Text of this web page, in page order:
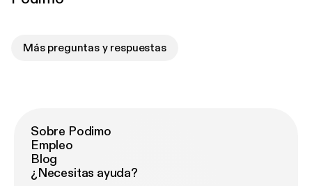
Más preguntas y respuestas
Sobre Podimo
Empleo
Blog
¿Necesitas ayuda?